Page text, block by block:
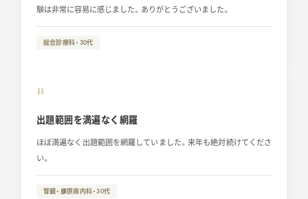
験は非常に容易に感じました。ありがとうございました。
総合診療科・30代
“
出題範囲を満遍なく網羅
ほぼ満遍なく出題範囲を網羅していました。来年も絶対続けてくださ
い。
腎臓・膠原病内科・30代